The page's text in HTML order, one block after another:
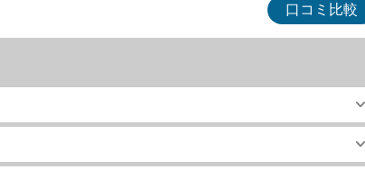
口コミ比較